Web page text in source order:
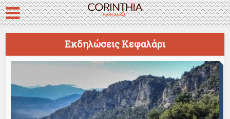
Εκδηλώσεις Κεφαλάρι